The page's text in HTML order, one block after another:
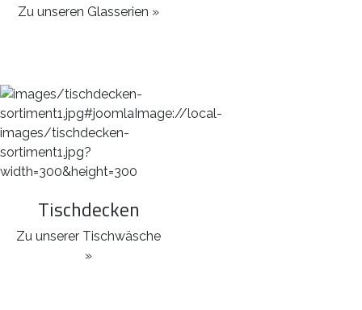
Zu unseren Glasserien »
Tischdecken
Zu unserer Tischwäsche
»